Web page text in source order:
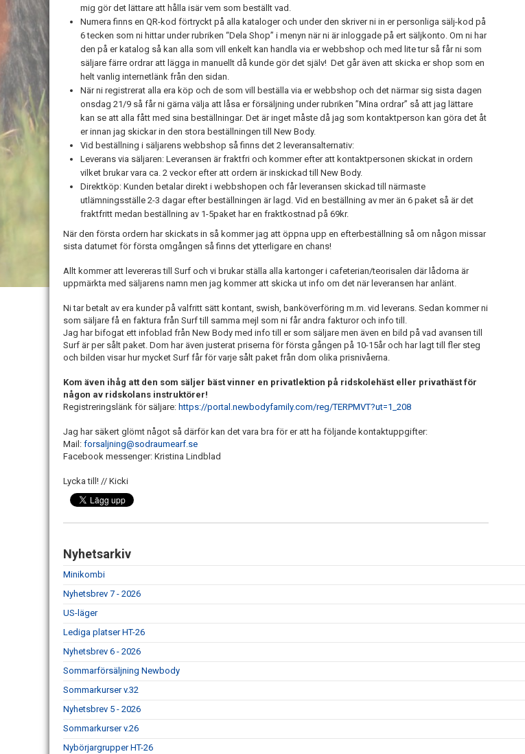
mig gör det lättare att hålla isär vem som beställt vad.
Numera finns en QR-kod förtryckt på alla kataloger och under den skriver ni in er personliga sälj-kod på
6 tecken som ni hittar under rubriken “Dela Shop” i menyn när ni är inloggade på ert säljkonto. Om ni har
den på er katalog så kan alla som vill enkelt kan handla via er webbshop och med lite tur så får ni som
säljare färre ordrar att lägga in manuellt då kunde gör det själv! Det går även att skicka er shop som en
helt vanlig internetlänk från den sidan.
När ni registrerat alla era köp och de som vill beställa via er webbshop och det närmar sig sista dagen
onsdag 21/9 så får ni gärna välja att låsa er försäljning under rubriken ”Mina ordrar” så att jag lättare
kan se att alla fått med sina beställningar. Det är inget måste då jag som kontaktperson kan göra det åt
er innan jag skickar in den stora beställningen till New Body.
Vid beställning i säljarens webbshop så finns det 2 leveransalternativ:
Leverans via säljaren: Leveransen är fraktfri och kommer efter att kontaktpersonen skickat in ordern
vilket brukar vara ca. 2 veckor efter att ordern är inskickad till New Body.
Direktköp: Kunden betalar direkt i webbshopen och får leveransen skickad till närmaste
utlämningsställe 2-3 dagar efter beställningen är lagd. Vid en beställning av mer än 6 paket så är det
fraktfritt medan beställning av 1-5paket har en fraktkostnad på 69kr.
När den första ordern har skickats in så kommer jag att öppna upp en efterbeställning så om någon missar
sista datumet för första omgången så finns det ytterligare en chans!
Allt kommer att levereras till Surf och vi brukar ställa alla kartonger i cafeterian/teorisalen där lådorna är
uppmärkta med säljarens namn men jag kommer att skicka ut info om det när leveransen har anlänt.
Ni tar betalt av era kunder på valfritt sätt kontant, swish, banköverföring m.m. vid leverans. Sedan kommer ni
som säljare få en faktura från Surf till samma mejl som ni får andra fakturor och info till.
Jag har bifogat ett infoblad från New Body med info till er som säljare men även en bild på vad avansen till
Surf är per sålt paket. Dom har även justerat priserna för första gången på 10-15år och har lagt till fler steg
och bilden visar hur mycket Surf får för varje sålt paket från dom olika prisnivåerna.
Kom även ihåg att den som säljer bäst vinner en privatlektion på ridskolehäst eller privathäst för
någon av ridskolans instruktörer!
Registreringslänk för säljare: https://portal.newbodyfamily.com/reg/TERPMVT?ut=1_208
Jag har säkert glömt något så därför kan det vara bra för er att ha följande kontaktuppgifter:
Mail: forsaljning@sodraumearf.se
Facebook messenger: Kristina Lindblad
Lycka till! // Kicki
Nyhetsarkiv
Minikombi
Nyhetsbrev 7 - 2026
US-läger
Lediga platser HT-26
Nyhetsbrev 6 - 2026
Sommarförsäljning Newbody
Sommarkurser v.32
Nyhetsbrev 5 - 2026
Sommarkurser v.26
Nybörjargrupper HT-26